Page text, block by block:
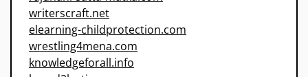
writerscraft.net
elearning-childprotection.com
wrestling4mena.com
knowledgeforall.info